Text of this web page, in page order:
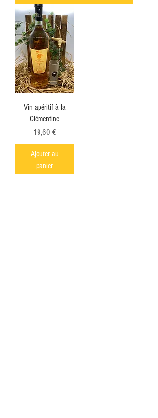
Vin apéritif à la
Clémentine
Prix
19,60 €
Ajouter au
panier